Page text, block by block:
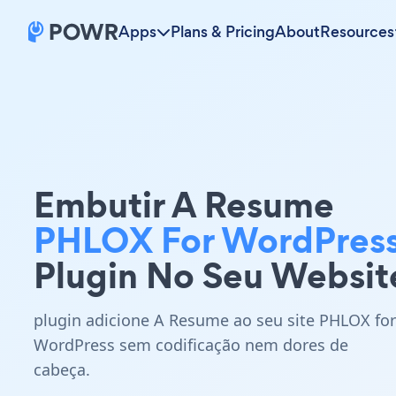
Apps Plans & PricingAboutResources
Embutir A Resume
PHLOX For
Plugin No Seu
plugin adicione A Resume ao seu site PHLOX for
WordPress sem codificação nem dores de
cabeça.